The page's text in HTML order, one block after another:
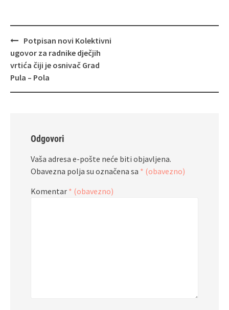
Navigacija
objava
Potpisan novi Kolektivni
ugovor za radnike dječjih
vrtića čiji je osnivač Grad
Pula – Pola
Odgovori
Vaša adresa e-pošte neće biti objavljena.
Obavezna polja su označena sa * (obavezno)
Komentar * (obavezno)